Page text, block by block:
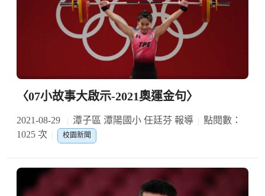
〈07小故事大啟示-2021奧運金句〉
2021-08-29 潭子區 潭陽國小 任廷芬 報導
點閱數：
1025 次
校園新聞